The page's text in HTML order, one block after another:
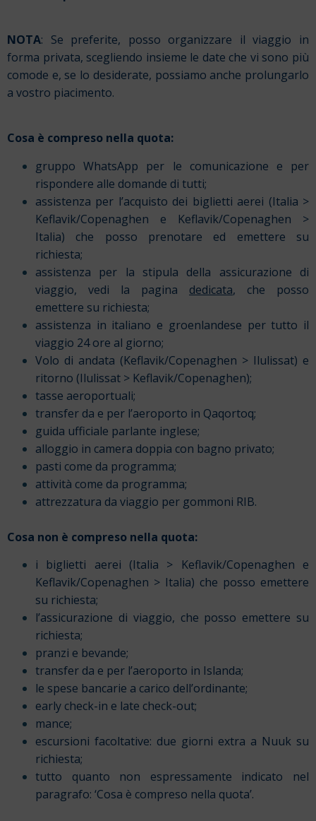
NOTA: Se preferite, posso organizzare il viaggio in
forma privata, scegliendo insieme le date che vi sono più
comode e, se lo desiderate, possiamo anche prolungarlo
a vostro piacimento.
Cosa è compreso nella quota:
gruppo WhatsApp per le comunicazione e per
rispondere alle domande di tutti;
assistenza per l’acquisto dei biglietti aerei (Italia >
Keflavik/Copenaghen e Keflavik/Copenaghen >
Italia) che posso prenotare ed emettere su
richiesta;
assistenza per la stipula della assicurazione di
viaggio, vedi la pagina dedicata, che posso
emettere su richiesta;
assistenza in italiano e groenlandese per tutto il
viaggio 24 ore al giorno;
Volo di andata (Keflavik/Copenaghen > Ilulissat) e
ritorno (Ilulissat > Keflavik/Copenaghen);
tasse aeroportuali;
transfer da e per l’aeroporto in Qaqortoq;
guida ufficiale parlante inglese;
alloggio in camera doppia con bagno privato;
pasti come da programma;
attività come da programma;
attrezzatura da viaggio per gommoni RIB.
Cosa non è compreso nella quota:
i biglietti aerei (Italia > Keflavik/Copenaghen e
Keflavik/Copenaghen > Italia) che posso emettere
su richiesta;
l’assicurazione di viaggio, che posso emettere su
richiesta;
pranzi e bevande;
transfer da e per l’aeroporto in Islanda;
le spese bancarie a carico dell’ordinante;
early check-in e late check-out;
mance;
escursioni facoltative: due giorni extra a Nuuk su
richiesta;
tutto quanto non espressamente indicato nel
paragrafo: ‘Cosa è compreso nella quota’.